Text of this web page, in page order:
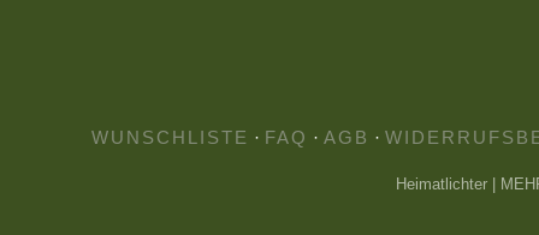
WUNSCHLISTE · FAQ · AGB ·
Heimatlichter |